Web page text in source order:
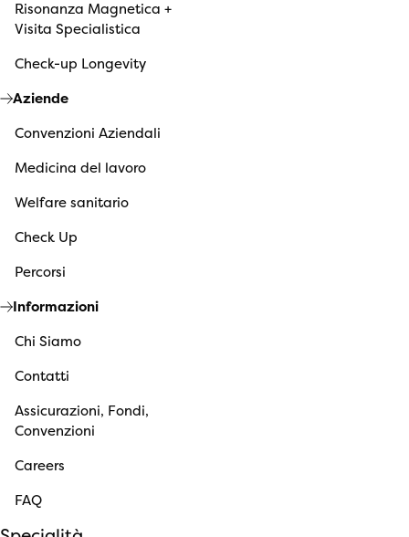
Risonanza Magnetica +
Visita Specialistica
Check-up Longevity
Aziende
Convenzioni Aziendali
Medicina del lavoro
Welfare sanitario
Check Up
Percorsi
Informazioni
Chi Siamo
Contatti
Assicurazioni, Fondi,
Convenzioni
Careers
FAQ